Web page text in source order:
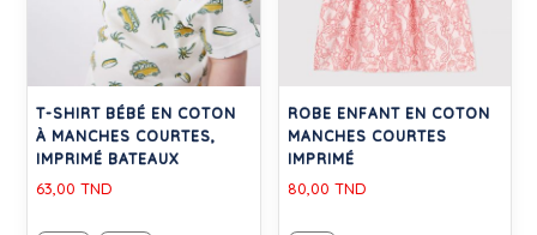
T-SHIRT BÉBÉ EN COTON
À MANCHES COURTES,
IMPRIMÉ BATEAUX
63,00 TND
ROBE ENFANT EN COTON
MANCHES COURTES
IMPRIMÉ
80,00 TND